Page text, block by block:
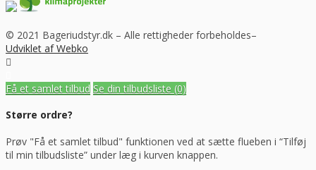
© 2021 Bageriudstyr.dk – Alle rettigheder forbeholdes–
Udviklet af Webko
Få et samlet tilbud Se din tilbudsliste (0)
Større ordre?
Prøv "Få et samlet tilbud" funktionen ved at sætte flueben i “Tilføj
til min tilbudsliste” under læg i kurven knappen.